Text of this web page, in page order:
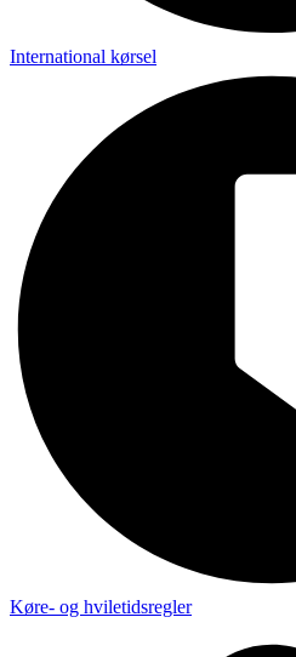
International kørsel
Køre- og hviletidsregler